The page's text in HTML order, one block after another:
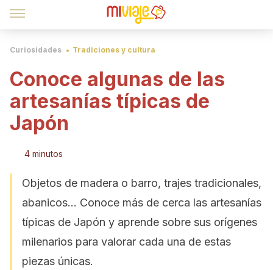
Curiosidades Tradiciones y cultura
Conoce algunas de las
artesanías típicas de
Japón
4 minutos
Objetos de madera o barro, trajes tradicionales,
abanicos... Conoce más de cerca las artesanías
típicas de Japón y aprende sobre sus orígenes
milenarios para valorar cada una de estas
piezas únicas.